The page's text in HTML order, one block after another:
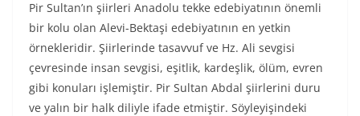
Pir Sultan’ın şiirleri Anadolu tekke edebiyatının önemli
bir kolu olan Alevi-Bektaşi edebiyatının en yetkin
örnekleridir. Şiirlerinde tasavvuf ve Hz. Ali sevgisi
çevresinde insan sevgisi, eşitlik, kardeşlik, ölüm, evren
gibi konuları işlemiştir. Pir Sultan Abdal şiirlerini duru
ve yalın bir halk diliyle ifade etmiştir. Söyleyişindeki